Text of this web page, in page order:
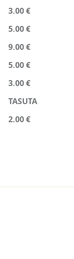
3.00 €
5.00 €
9.00 €
5.00 €
3.00 €
TASUTA
2.00 €